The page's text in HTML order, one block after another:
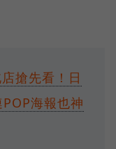
搶先看！日
海報也神